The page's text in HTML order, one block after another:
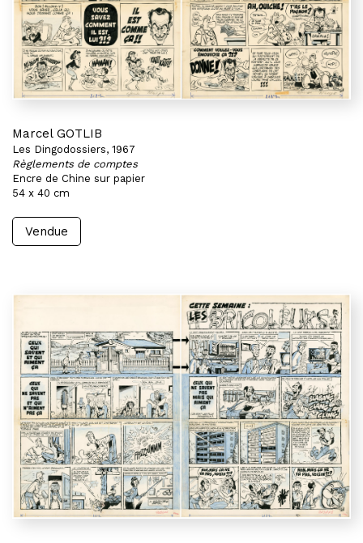
Marcel GOTLIB
Les Dingodossiers, 1967
Règlements de comptes
Encre de Chine sur papier
54 x 40 cm
Vendue